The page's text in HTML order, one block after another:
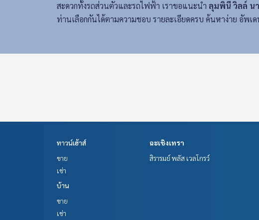
สะดวกทั้งรถส่วนตัวและรถไฟฟ้า เราขอแนะนำ ลุมพินี วิลล์ น
ท่านเลือกกันได้ตามความชอบ รายละเอียดครบ ค้นหาง่าย อัพเ
ทาวน์เฮ้าส์
ขาย
เช่า
บ้าน
ขาย
เช่า
ฉะเชิงเทรา
สิรารมย์ พลัส เวลโกรว์